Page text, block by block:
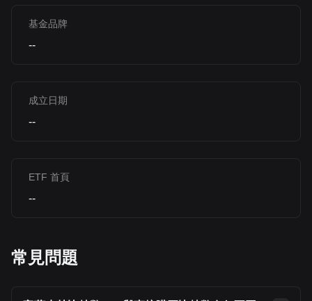
基金品牌
--
成立日期
--
ETF 首頁
--
常見問題